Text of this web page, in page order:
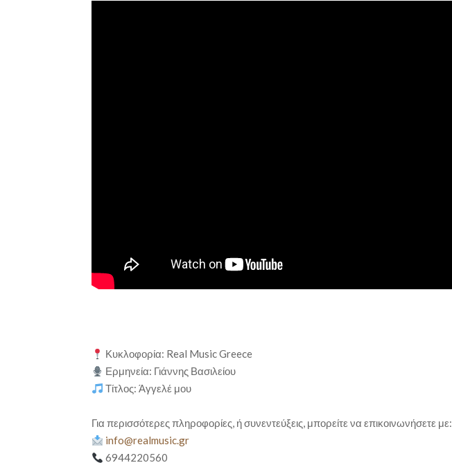
Κυκλοφορία: Real Music Greece
Ερμηνεία: Γιάννης Βασιλείου
Τίτλος: Άγγελέ μου
Για περισσότερες πληροφορίες, ή συνεντεύξεις, μπορείτε να επικοινωνήσετε με:
info@realmusic.gr
6944220560